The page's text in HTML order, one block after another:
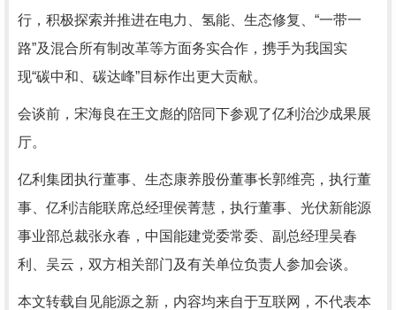
行，积极探索并推进在电力、氢能、生态修复、“一带一
路”及混合所有制改革等方面务实合作，携手为我国实
现“碳中和、碳达峰”目标作出更大贡献。
会谈前，宋海良在王文彪的陪同下参观了亿利治沙成果展
厅。
亿利集团执行董事、生态康养股份董事长郭维亮，执行董
事、亿利洁能联席总经理侯菁慧，执行董事、光伏新能源
事业部总裁张永春，中国能建党委常委、副总经理吴春
利、吴云，双方相关部门及有关单位负责人参加会谈。
本文转载自见能源之新，内容均来自于互联网，不代表本